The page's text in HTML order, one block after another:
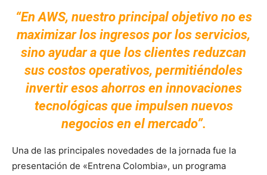
“En AWS, nuestro principal objetivo no es
maximizar los ingresos por los servicios,
sino ayudar a que los clientes reduzcan
sus costos operativos, permitiéndoles
invertir esos ahorros en innovaciones
tecnológicas que impulsen nuevos
negocios en el mercado”.
Una de las principales novedades de la jornada fue la
presentación de «Entrena Colombia», un programa